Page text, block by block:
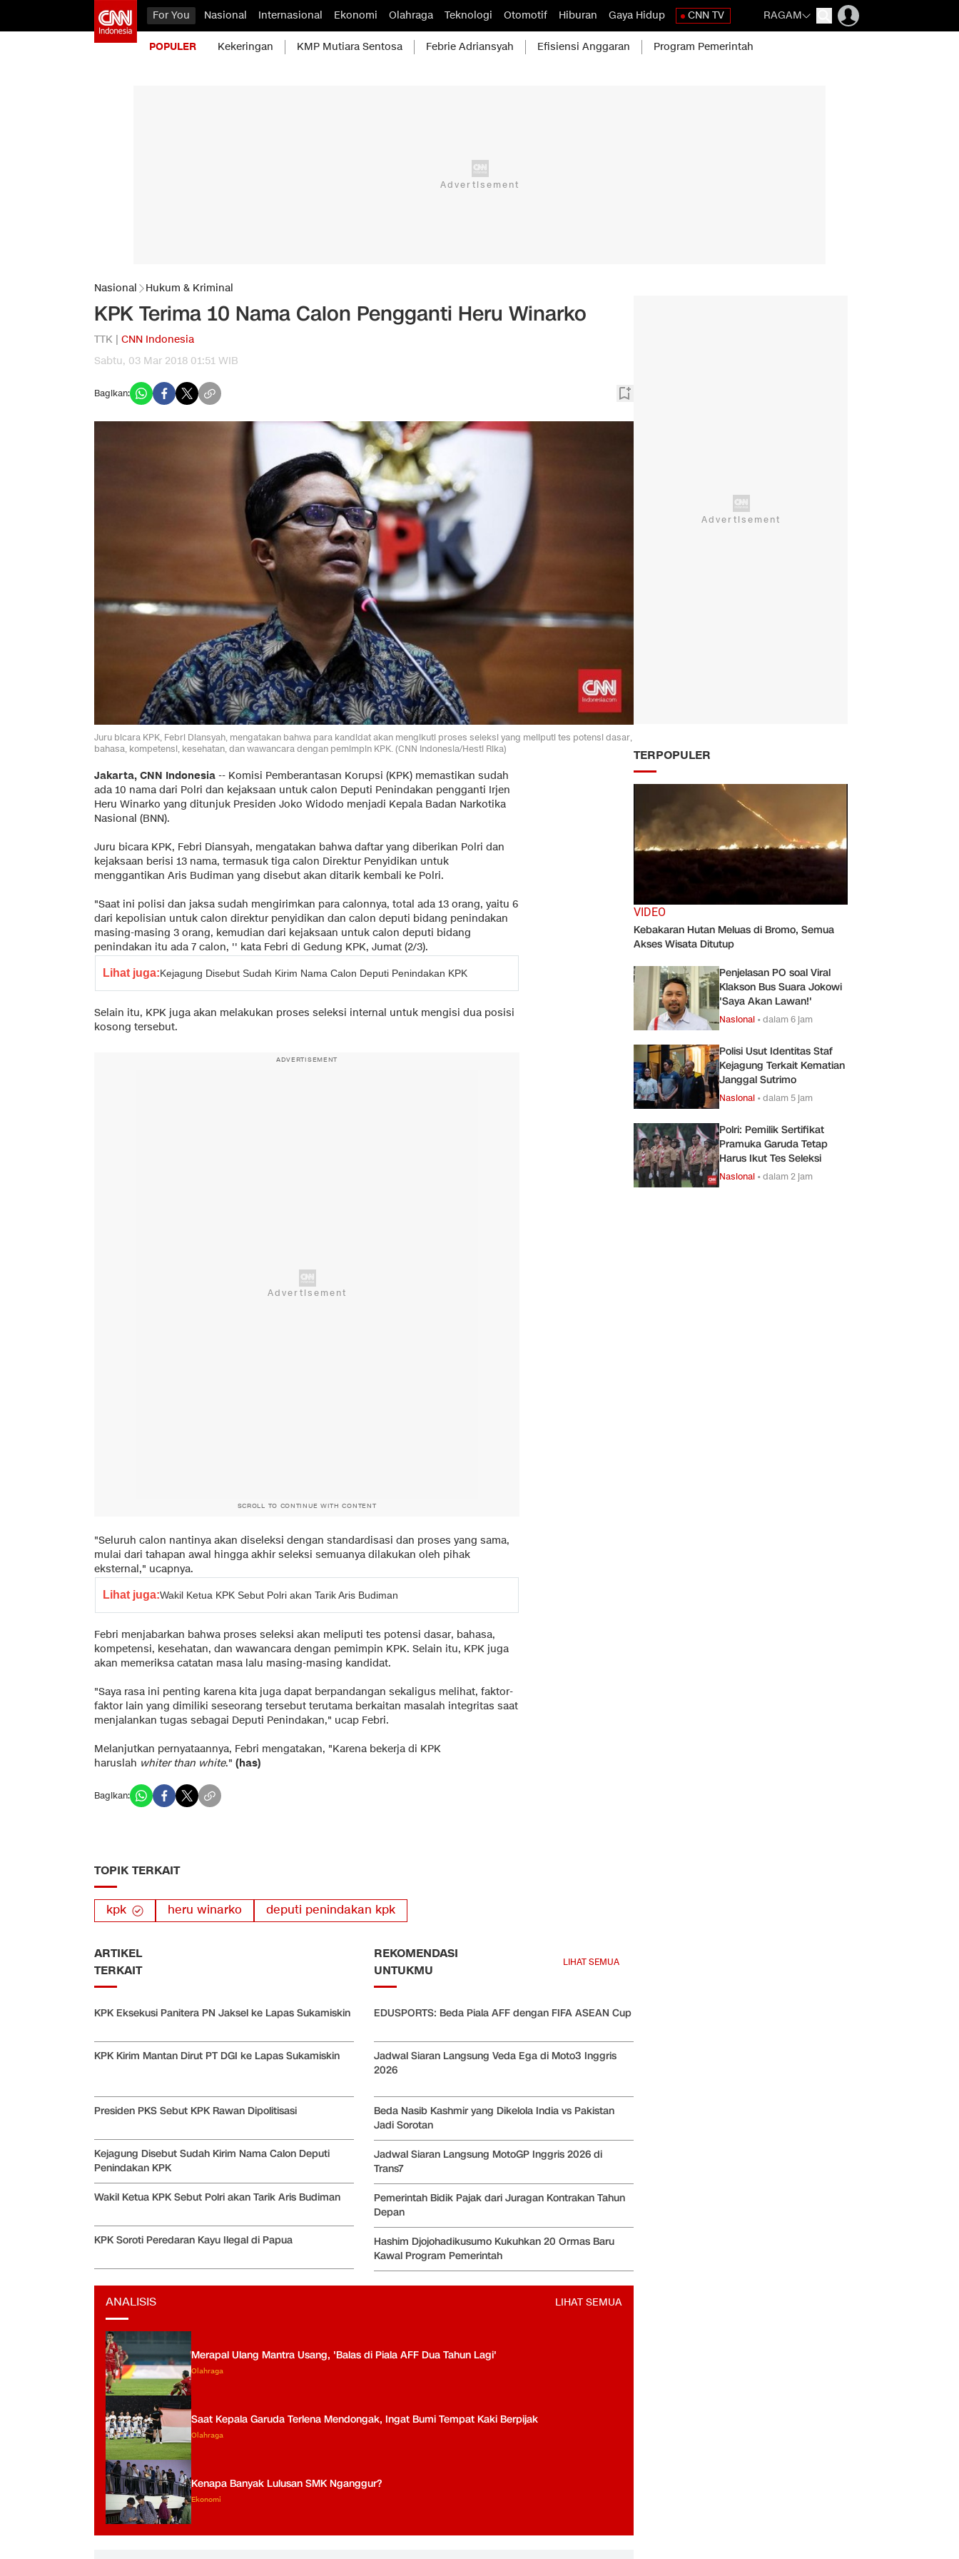
For You Nasional Internasional Ekonomi Olahraga Teknologi Otomotif Hiburan Gaya Hidup CNN TV RAGAM
POPULER Kekeringan KMP Mutiara Sentosa Febrie Adriansyah Efisiensi Anggaran Program Pemerintah
Nasional Hukum & Kriminal
KPK Terima 10 Nama Calon Pengganti Heru Winarko
TTK | CNN Indonesia
Sabtu, 03 Mar 2018 01:51 WIB
Bagikan:
Juru bicara KPK, Febri Diansyah, mengatakan bahwa para kandidat akan mengikuti proses seleksi yang meliputi tes potensi dasar,
bahasa, kompetensi, kesehatan, dan wawancara dengan pemimpin KPK. (CNN Indonesia/Hesti Rika)
Jakarta, CNN Indonesia -- Komisi Pemberantasan Korupsi (KPK) memastikan sudah
ada 10 nama dari Polri dan kejaksaan untuk calon Deputi Penindakan pengganti Irjen
Heru Winarko yang ditunjuk Presiden Joko Widodo menjadi Kepala Badan Narkotika
Nasional (BNN).
Juru bicara KPK, Febri Diansyah, mengatakan bahwa daftar yang diberikan Polri dan
kejaksaan berisi 13 nama, termasuk tiga calon Direktur Penyidikan untuk
menggantikan Aris Budiman yang disebut akan ditarik kembali ke Polri.
"Saat ini polisi dan jaksa sudah mengirimkan para calonnya, total ada 13 orang, yaitu 6
dari kepolisian untuk calon direktur penyidikan dan calon deputi bidang penindakan
masing-masing 3 orang, kemudian dari kejaksaan untuk calon deputi bidang
penindakan itu ada 7 calon, '' kata Febri di Gedung KPK, Jumat (2/3).
Lihat juga:Kejagung Disebut Sudah Kirim Nama Calon Deputi Penindakan KPK
Selain itu, KPK juga akan melakukan proses seleksi internal untuk mengisi dua posisi
kosong tersebut.
ADVERTISEMENT
SCROLL TO CONTINUE WITH CONTENT
"Seluruh calon nantinya akan diseleksi dengan standardisasi dan proses yang sama,
mulai dari tahapan awal hingga akhir seleksi semuanya dilakukan oleh pihak
eksternal," ucapnya.
Lihat juga:Wakil Ketua KPK Sebut Polri akan Tarik Aris Budiman
Febri menjabarkan bahwa proses seleksi akan meliputi tes potensi dasar, bahasa,
kompetensi, kesehatan, dan wawancara dengan pemimpin KPK. Selain itu, KPK juga
akan memeriksa catatan masa lalu masing-masing kandidat.
"Saya rasa ini penting karena kita juga dapat berpandangan sekaligus melihat, faktor-
faktor lain yang dimiliki seseorang tersebut terutama berkaitan masalah integritas saat
menjalankan tugas sebagai Deputi Penindakan," ucap Febri.
Melanjutkan pernyataannya, Febri mengatakan, "Karena bekerja di KPK
haruslah whiter than white." (has)
Bagikan:
TOPIK TERKAIT
kpk heru winarko deputi penindakan kpk
ARTIKEL
TERKAIT
KPK Eksekusi Panitera PN Jaksel ke Lapas Sukamiskin
KPK Kirim Mantan Dirut PT DGI ke Lapas Sukamiskin
Presiden PKS Sebut KPK Rawan Dipolitisasi
Kejagung Disebut Sudah Kirim Nama Calon Deputi
Penindakan KPK
Wakil Ketua KPK Sebut Polri akan Tarik Aris Budiman
KPK Soroti Peredaran Kayu Ilegal di Papua
REKOMENDASI
UNTUKMU
LIHAT SEMUA
EDUSPORTS: Beda Piala AFF dengan FIFA ASEAN Cup
Jadwal Siaran Langsung Veda Ega di Moto3 Inggris
2026
Beda Nasib Kashmir yang Dikelola India vs Pakistan
Jadi Sorotan
Jadwal Siaran Langsung MotoGP Inggris 2026 di
Trans7
Pemerintah Bidik Pajak dari Juragan Kontrakan Tahun
Depan
ANALISIS LIHAT SEMUA
Merapal Ulang Mantra Usang, 'Balas di Piala AFF Dua Tahun Lagi'
Olahraga
Saat Kepala Garuda Terlena Mendongak, Ingat Bumi Tempat Kaki Berpijak
Olahraga
Kenapa Banyak Lulusan SMK Nganggur?
Ekonomi
TERPOPULER
VIDEO
Kebakaran Hutan Meluas di Bromo, Semua
Akses Wisata Ditutup
Penjelasan PO soal Viral
Klakson Bus Suara Jokowi
'Saya Akan Lawan!'
Nasional •dalam 6 jam
Polisi Usut Identitas Staf
Kejagung Terkait Kematian
Janggal Sutrimo
Nasional •dalam 5 jam
Polri: Pemilik Sertifikat
Pramuka Garuda Tetap
Harus Ikut Tes Seleksi
Nasional •dalam 2 jam